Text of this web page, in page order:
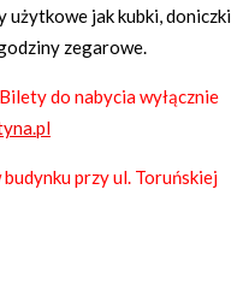
użytkowe jak kubki, doniczki
zegarowe.
do nabycia wyłącznie
przy ul. Toruńskiej